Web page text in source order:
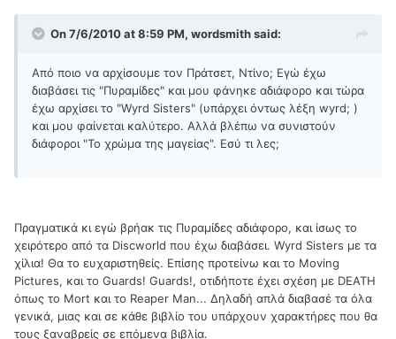
On 7/6/2010 at 8:59 PM, wordsmith said:
Από ποιο να αρχίσουμε τον Πράτσετ, Ντίνο; Εγώ έχω
διαβάσει τις "Πυραμίδες" και μου φάνηκε αδιάφορο και τώρα
έχω αρχίσει το "Wyrd Sisters" (υπάρχει όντως λέξη wyrd; )
και μου φαίνεται καλύτερο. Αλλά βλέπω να συνιστούν
διάφοροι "Το χρώμα της μαγείας". Εσύ τι λες;
Πραγματικά κι εγώ βρήακ τις Πυραμίδες αδιάφορο, και ίσως το
χειρότερο από τα Discworld που έχω διαβάσει. Wyrd Sisters με τα
χίλια! Θα το ευχαριστηθείς. Επίσης προτείνω και το Moving
Pictures, και το Guards! Guards!, οτιδήποτε έχει σχέση με DEATH
όπως το Mort και το Reaper Man... Δηλαδή απλά διαβασέ τα όλα
γενικά, μιας και σε κάθε βιβλίο του υπάρχουν χαρακτήρες που θα
τους ξαναβρείς σε επόμενα βιβλία.